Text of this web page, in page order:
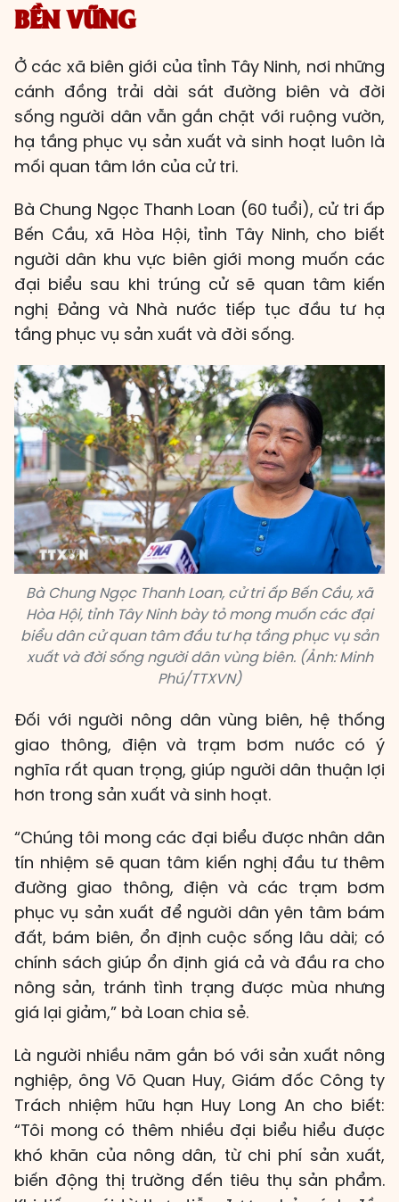
BỀN VỮNG
Ở các xã biên giới của tỉnh Tây Ninh, nơi những
cánh đồng trải dài sát đường biên và đời
sống người dân vẫn gắn chặt với ruộng vườn,
hạ tầng phục vụ sản xuất và sinh hoạt luôn là
mối quan tâm lớn của cử tri.
Bà Chung Ngọc Thanh Loan (60 tuổi), cử tri ấp
Bến Cầu, xã Hòa Hội, tỉnh Tây Ninh, cho biết
người dân khu vực biên giới mong muốn các
đại biểu sau khi trúng cử sẽ quan tâm kiến
nghị Đảng và Nhà nước tiếp tục đầu tư hạ
tầng phục vụ sản xuất và đời sống.
Bà Chung Ngọc Thanh Loan, cử tri ấp Bến Cầu, xã
Hòa Hội, tỉnh Tây Ninh bày tỏ mong muốn các đại
biểu dân cử quan tâm đầu tư hạ tầng phục vụ sản
xuất và đời sống người dân vùng biên. (Ảnh: Minh
Phú/TTXVN)
Đối với người nông dân vùng biên, hệ thống
giao thông, điện và trạm bơm nước có ý
nghĩa rất quan trọng, giúp người dân thuận lợi
hơn trong sản xuất và sinh hoạt.
“Chúng tôi mong các đại biểu được nhân dân
tín nhiệm sẽ quan tâm kiến nghị đầu tư thêm
đường giao thông, điện và các trạm bơm
phục vụ sản xuất để người dân yên tâm bám
đất, bám biên, ổn định cuộc sống lâu dài; có
chính sách giúp ổn định giá cả và đầu ra cho
nông sản, tránh tình trạng được mùa nhưng
giá lại giảm,” bà Loan chia sẻ.
Là người nhiều năm gắn bó với sản xuất nông
nghiệp, ông Võ Quan Huy, Giám đốc Công ty
Trách nhiệm hữu hạn Huy Long An cho biết:
“Tôi mong có thêm nhiều đại biểu hiểu được
khó khăn của nông dân, từ chi phí sản xuất,
biến động thị trường đến tiêu thụ sản phẩm.